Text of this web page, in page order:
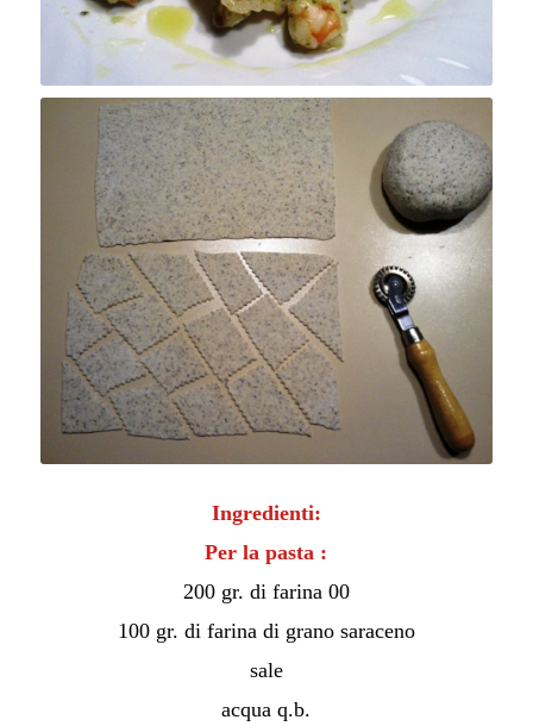
Ingredienti:
Per la pasta :
200 gr. di farina 00
100 gr. di farina di grano saraceno
sale
acqua q.b.